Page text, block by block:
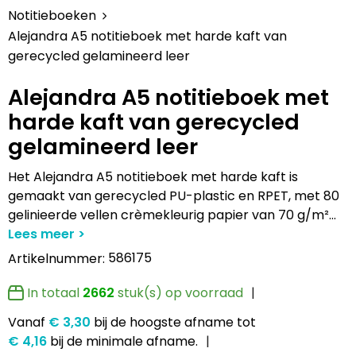
Lampen en Gereedschap
Levensmiddelen
Paraplu's
Persoonlijke verzorging
Reisbenodigdheden
Sleutelhangers en Lanyards
Spellen voor binnen en buiten
Sport
Draagtassen
Duffeltassen
Fietstassen
Golftassen
Heuptassen
Jute tassen
Kledingtassen
Koeltassen en Koelboxen
Multifunctionele pennen
Accessoires voor pennen
Kinderschrijfwaren
Pennen in unieke vormen
Gadgetpennen
Hemden bedrukken
Jassen bedrukken
Kledingaccessoires
Ondergoed, Sokken en Nachtkleding
Petten, Hoeden en Mutsen
Peuters en Baby's
Regenkleding
Schoenen
USB Stekkers
MP3's
Selfie sticks
Powerbanks
Telefoonstandaards en accessoires
Computer- en Laptopaccessoires
Tabletstandaards en accessoires
Speakers en Speakeraccessoires
Pennen etui's
Pennenhouders
Portemonnees
Post, Pen en Geschenkverpakkingen
Stickers
Visitekaart- en Pashouders
Hoteltextiel
Jassen
Kledingaccessoires
Ondergoed en Sokken
Overalls
Overhemden
Reflecterende polo's
Reflecterende vesten
Clique
Cutter & Buck
Elevate
James Harvest
Journalbooks
Mepal
Motorola
MyKit
Notitieboeken
Alejandra A5 notitieboek met harde kaft van
gerecycled gelamineerd leer
Alejandra A5 notitieboek met
harde kaft van gerecycled
gelamineerd leer
Het Alejandra A5 notitieboek met harde kaft is
gemaakt van gerecycled PU-plastic en RPET, met 80
gelinieerde vellen crèmekleurig papier van 70 g/m²...
Artikelnummer: 586175
In totaal 2662 stuk(s) op voorraad
Vanaf € 3,30 bij de hoogste afnametot
€ 4,16 bij de minimale afname.